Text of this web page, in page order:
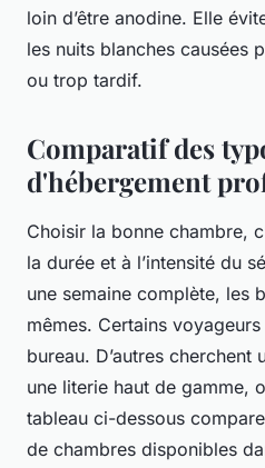
loin d’être anodine. Elle
les nuits blanches causées
ou trop tardif.
Comparatif des
d'hébergement
Choisir la bonne chambre,
la durée et à l’intensité du
une semaine complète, les
mêmes. Certains
bureau. D’autres cherchent
une literie haut de gamme,
tableau ci-dessous
de chambres disponibles